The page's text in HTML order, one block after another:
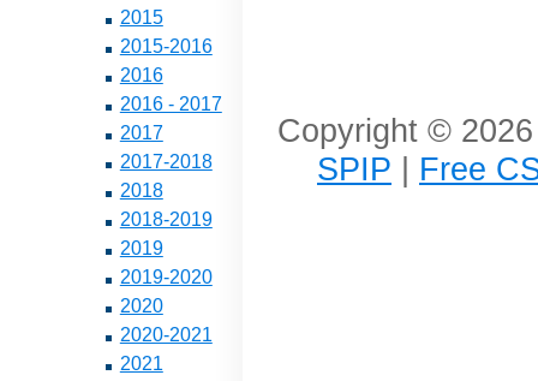
2015
2015-2016
2016
2016 - 2017
2017
2017-2018
2018
2018-2019
2019
2019-2020
2020
2020-2021
2021
Copyright ©
SPIP | Free